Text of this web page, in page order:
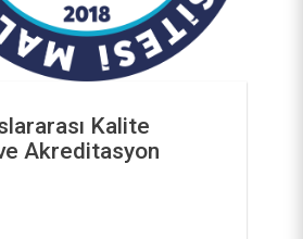
Kalite
Akreditasyon